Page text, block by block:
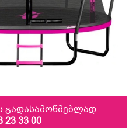
გადასამოწმებლად
23 33 00